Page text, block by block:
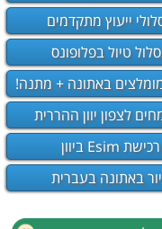
ייעוץ מתקדמים
טיול בפלופונס
באתונה + מתנה!
לצפון יוון ההררית
רכישת Esim ביוון
באתונה בעברית